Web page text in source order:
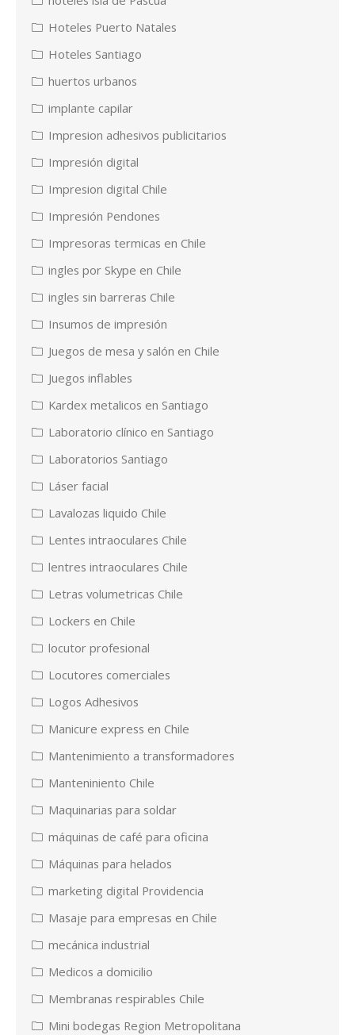
Hoteles Puerto Natales
Hoteles Santiago
huertos urbanos
implante capilar
Impresion adhesivos publicitarios
Impresión digital
Impresion digital Chile
Impresión Pendones
Impresoras termicas en Chile
ingles por Skype en Chile
ingles sin barreras Chile
Insumos de impresión
Juegos de mesa y salón en Chile
Juegos inflables
Kardex metalicos en Santiago
Laboratorio clínico en Santiago
Laboratorios Santiago
Láser facial
Lavalozas liquido Chile
Lentes intraoculares Chile
lentres intraoculares Chile
Letras volumetricas Chile
Lockers en Chile
locutor profesional
Locutores comerciales
Logos Adhesivos
Manicure express en Chile
Mantenimiento a transformadores
Manteniniento Chile
Maquinarias para soldar
máquinas de café para oficina
Máquinas para helados
marketing digital Providencia
Masaje para empresas en Chile
mecánica industrial
Medicos a domicilio
Membranas respirables Chile
Mini bodegas Region Metropolitana